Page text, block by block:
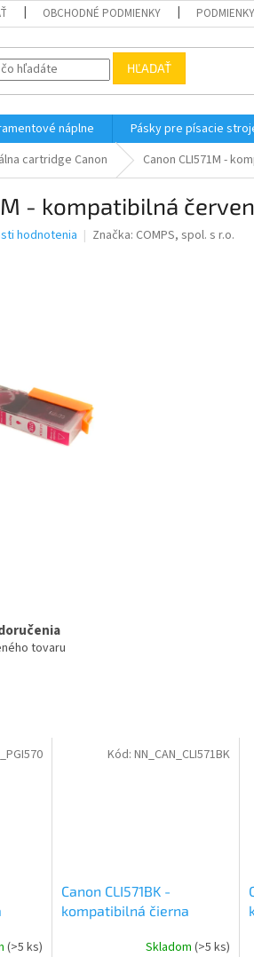
OBCHODNÉ PODMIENKY
HĽADAŤ
náplne Pásky pre písacie
cartridge Canon Canon CLI571M -
- kompatibilná
hodnotenia Značka: COMPS, spol. s r.o.
tovaru
(>5 ks)
Canon CLI571BK -
kompatibilná čierna
Skladom (>5 ks)
Kód: NN_CAN_CLI571BK